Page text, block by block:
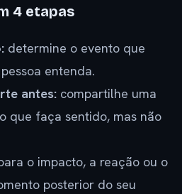
4 etapas
determine o evento que
entenda.
antes: compartilhe uma
que faça sentido, mas não
o impacto, a reação ou o
posterior do seu